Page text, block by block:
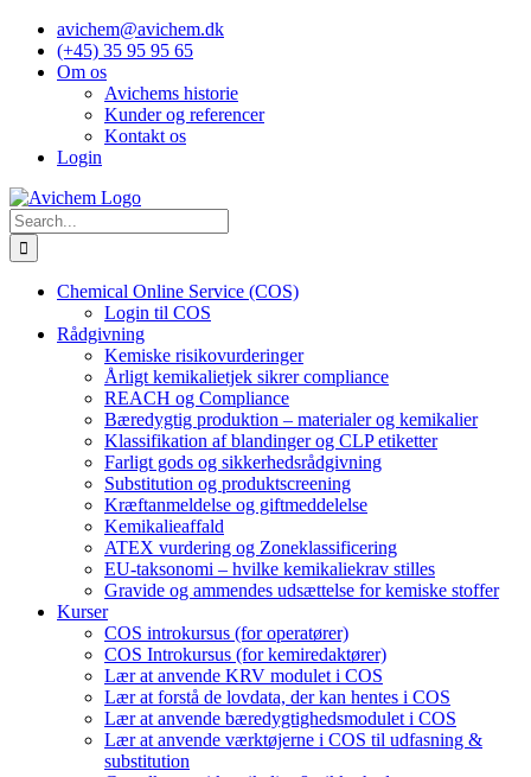
Skip
content
avichem@avichem.dk
(+45) 35 95 95 65
Om os
Avichems historie
Kunder og referencer
Kontakt os
Login
Search
for:
Chemical Online Service (COS)
Login til COS
Rådgivning
Kemiske risikovurderinger
Årligt kemikalietjek sikrer compliance
REACH og Compliance
Bæredygtig produktion – materialer og kemikalier
Klassifikation af blandinger og CLP etiketter
Farligt gods og sikkerhedsrådgivning
Substitution og produktscreening
Kræftanmeldelse og giftmeddelelse
Kemikalieaffald
ATEX vurdering og Zoneklassificering
EU-taksonomi – hvilke kemikaliekrav stilles
Gravide og ammendes udsættelse for kemiske stoffer
Kurser
COS introkursus (for operatører)
COS Introkursus (for kemiredaktører)
Lær at anvende KRV modulet i COS
Lær at forstå de lovdata, der kan hentes i COS
Lær at anvende bæredygtighedsmodulet i COS
Lær at anvende værktøjerne i COS til udfasning &
substitution